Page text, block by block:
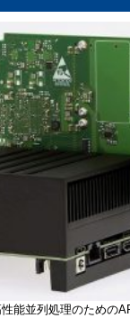
能並列処理のための